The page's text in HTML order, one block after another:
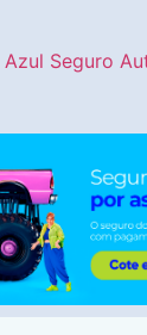
Azul Seguro